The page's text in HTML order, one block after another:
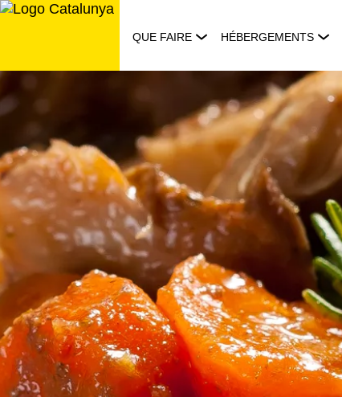
Aller
QUE FAIRE HÉBERGEMENTS